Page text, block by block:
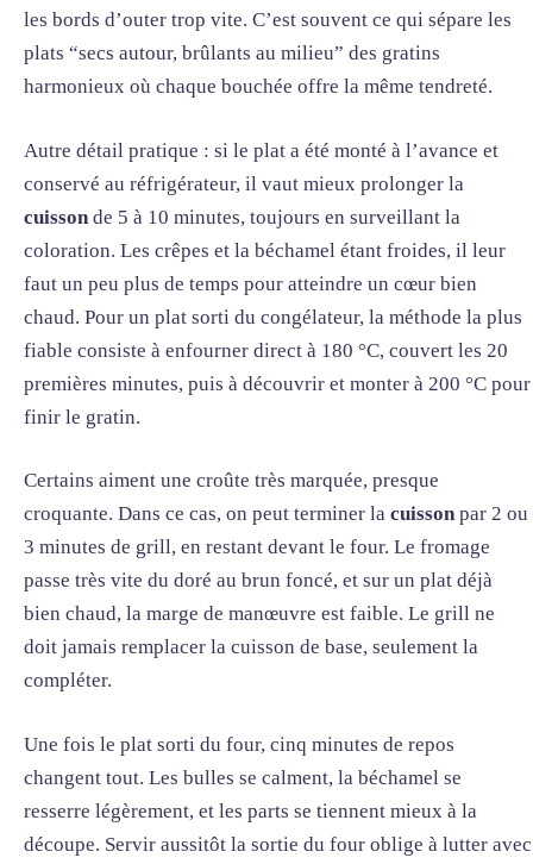
les bords d’outer trop vite. C’est souvent ce qui sépare les
plats “secs autour, brûlants au milieu” des gratins
harmonieux où chaque bouchée offre la même tendreté.
Autre détail pratique : si le plat a été monté à l’avance et
conservé au réfrigérateur, il vaut mieux prolonger la
cuisson de 5 à 10 minutes, toujours en surveillant la
coloration. Les crêpes et la béchamel étant froides, il leur
faut un peu plus de temps pour atteindre un cœur bien
chaud. Pour un plat sorti du congélateur, la méthode la plus
fiable consiste à enfourner direct à 180 °C, couvert les 20
premières minutes, puis à découvrir et monter à 200 °C pour
finir le gratin.
Certains aiment une croûte très marquée, presque
croquante. Dans ce cas, on peut terminer la cuissonpar 2 ou
3 minutes de grill, en restant devant le four. Le fromage
passe très vite du doré au brun foncé, et sur un plat déjà
bien chaud, la marge de manœuvre est faible. Le grill ne
doit jamais remplacer la cuisson de base, seulement la
compléter.
Une fois le plat sorti du four, cinq minutes de repos
changent tout. Les bulles se calment, la béchamel se
resserre légèrement, et les parts se tiennent mieux à la
découpe. Servir aussitôt la sortie du four oblige à lutter avec